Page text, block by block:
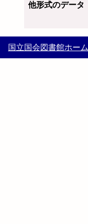
他形式のデータ
国立国会図書館ホーム